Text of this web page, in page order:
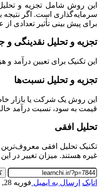
این روش شامل تجزیه و
سرمایه‌گذاری است. اگر نتیجه
برای پیش بینی تأثیر تعدادی
تجزیه و تحلیل نقدینگی و
این تکنیک برای تعیین
تجزیه و تحلیل نسبت‌ها
این روش یک شرکت یا بازار
قیمت به سود، نسبت درآمد
تحلیل افقی
تکنیک تحلیل افقی
غیره هستند. میزان تغییر در
اتابک ارسال به ایمیل فوریه 28, 2024